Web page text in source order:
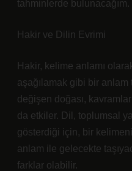
tahminlerde bulunacağım.
Hakir ve Dilin Evrimi
Hakir, kelime anlamı
aşağılamak gibi bir anlam
değişen doğası,
da etkiler. Dil, toplumsal
gösterdiği için, bir
anlam ile gelecekte
farklar olabilir.